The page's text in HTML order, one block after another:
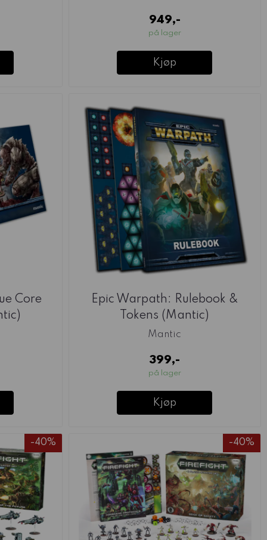
949,-
på lager
Kjøp
Core
Epic Warpath: Rulebook &
Tokens (Mantic)
Mantic
399,-
på lager
Kjøp
-40% -40%